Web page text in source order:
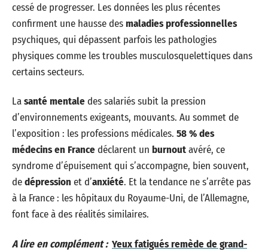
cessé de progresser. Les données les plus récentes
confirment une hausse desmaladies professionnelles
psychiques, qui dépassent parfois les pathologies
physiques comme les troubles musculosquelettiques dans
certains secteurs.
Lasanté mentaledes salariés subit la pression
d’environnements exigeants, mouvants. Au sommet de
l’exposition : les professions médicales. 58 % des
médecins en Francedéclarent un burnoutavéré, ce
syndrome d’épuisement qui s’accompagne, bien souvent,
dedépression et d’anxiété. Et la tendance ne s’arrête pas
à la France : les hôpitaux du Royaume-Uni, de l’Allemagne,
font face à des réalités similaires.
A lire en complément : Yeux fatigués remède de grand-